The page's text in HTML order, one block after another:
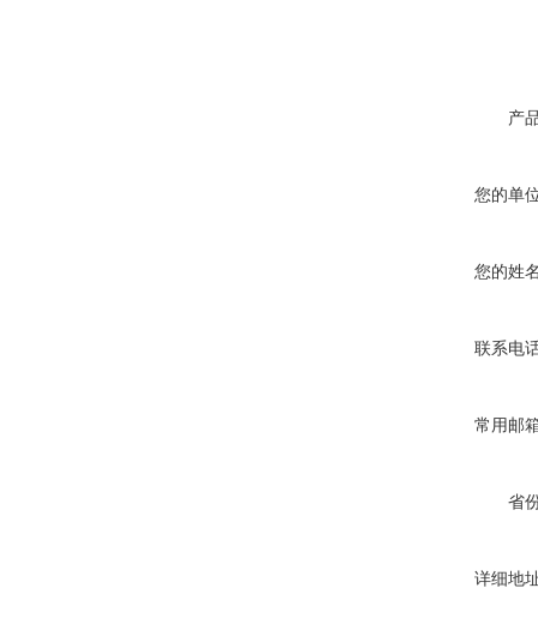
产
您的单
您的姓
联系电
常用邮
省
详细地